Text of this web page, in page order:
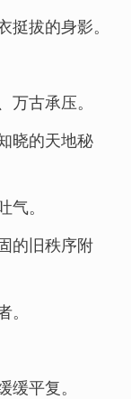
拔的身影。
古承压。
晓的天地秘
。
的旧秩序附
平复。